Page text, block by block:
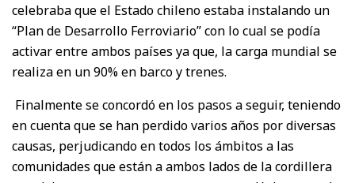
celebraba que el Estado chileno estaba instalando un
“Plan de Desarrollo Ferroviario” con lo cual se podía
activar entre ambos países ya que, la carga mundial se
realiza en un 90% en barco y trenes.
Finalmente se concordó en los pasos a seguir, teniendo
en cuenta que se han perdido varios años por diversas
causas, perjudicando en todos los ámbitos a las
comunidades que están a ambos lados de la cordillera